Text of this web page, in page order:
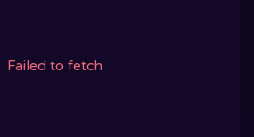
Failed to fetch